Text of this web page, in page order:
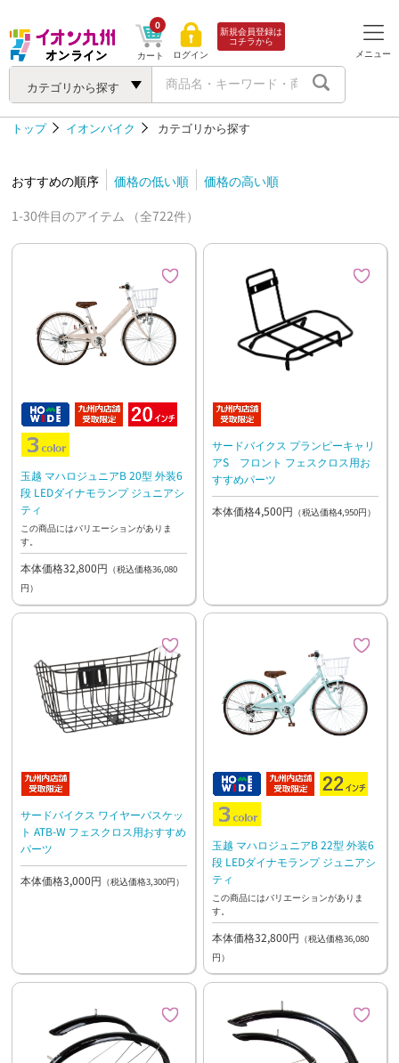
カテゴリから探す
カート
0
ログイン
新規会員登録は
コチラから
メニュー
トップ イオンバイク カテゴリから探す
おすすめの順序 価格の低い順
価格の高い順
1-30件目のアイテム （全722件）
玉越 マハロジュニアB 20型 外装6
段 LEDダイナモランプ ジュニアシ
ティ
この商品にはバリエーションがありま
す。
本体価格32,800円 （税込価格36,080
円）
サードバイクス プランピーキャリ
アS フロント フェスクロス用お
すすめパーツ
本体価格4,500円 （税込価格4,950円）
サードバイクス ワイヤーバスケッ
ト ATB-W フェスクロス用おすすめ
パーツ
本体価格3,000円 （税込価格3,300円）
玉越 マハロジュニアB 22型 外装6
段 LEDダイナモランプ ジュニアシ
ティ
この商品にはバリエーションがありま
す。
本体価格32,800円 （税込価格36,080
円）